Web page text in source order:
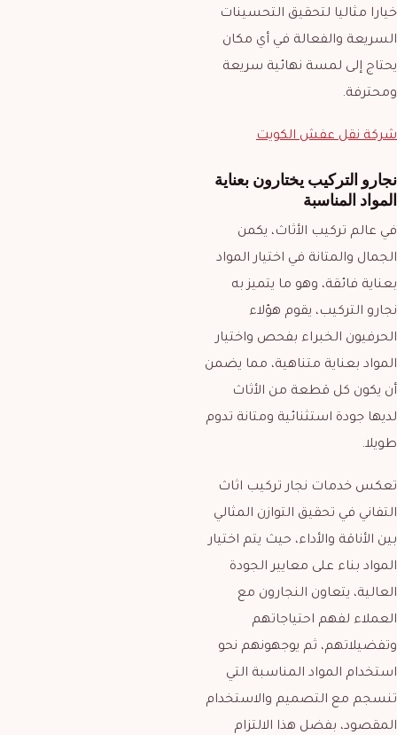
خيارا مثاليا لتحقيق التحسينات
السريعة والفعالة في أي مكان
يحتاج إلى لمسة نهائية سريعة
ومحترفة.
شركة نقل عفش الكويت
نجارو التركيب يختارون بعناية
المواد المناسبة
في عالم تركيب الأثاث، يكمن
الجمال والمتانة في اختيار المواد
بعناية فائقة، وهو ما يتميز به
نجارو التركيب، يقوم هؤلاء
الحرفيون الخبراء بفحص واختيار
المواد بعناية متناهية، مما يضمن
أن يكون كل قطعة من الأثاث
لديها جودة استثنائية ومتانة تدوم
طويلا.
تعكس خدمات نجار تركيب اثاث
التفاني في تحقيق التوازن المثالي
بين الأناقة والأداء، حيث يتم اختيار
المواد بناء على معايير الجودة
العالية، يتعاون النجارون مع
العملاء لفهم احتياجاتهم
وتفضيلاتهم، ثم يوجهونهم نحو
استخدام المواد المناسبة التي
تنسجم مع التصميم والاستخدام
المقصود، بفضل هذا الالتزام